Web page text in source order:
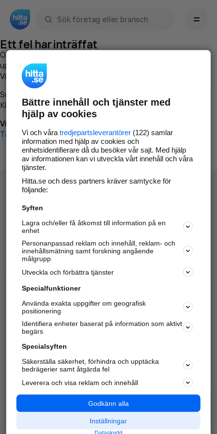
Ett fel har inträffat
Om du vill kan du
uppstod så att vi lättare och snabbare kan avhjälpa det.
Vänligen försök med följande:
Surfa till
Klicka påTillbaka-knappen i webbläsaren och försök igen
Vi beklagar besväret!
Till startsidan
Hitta.se - Gratis nummerupplysning.
Sök företag, personer och platser.
Hitta telefonnummer, adresser, företagsinfo mm.
Marknadsför företaget
Kom igång och annonsera mot
samarbetspartners nära dig.
Alla kategorier
Populära sökningar
API & Kartor
Annonsera
Integritet
Nödnummer
Bättre innehåll och tjänster med
hjälp av cookies
Vi och våra tredjepartsleverantörer(122) samlar
information med hjälp av cookies och
enhetsidentifierare då du besöker vår sajt. Med hjälp
av informationen kan vi utveckla vårt innehåll och våra
tjänster.
Hitta.se och dess partners kräver samtycke för
följande:
Syften
Lagra och/eller få åtkomst till information på en
enhet
Personanpassad reklam och innehåll, reklam- och
innehållsmätning samt forskning angående
målgrupp
Utveckla och förbättra tjänster
Specialfunktioner
Använda exakta uppgifter om geografisk
positionering
Identifiera enheter baserat på information som aktivt
begärs
Specialsyften
Säkerställa säkerhet, förhindra och upptäcka
bedrägerier samt åtgärda fel
Leverera och visa reklam och innehåll
Godkänn alla
Inställningar
Dataskydd